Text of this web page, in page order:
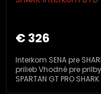
€ 326
Interkom SENA pre
prilieb Vhodné pre prilby :
SPARTAN GT PRO